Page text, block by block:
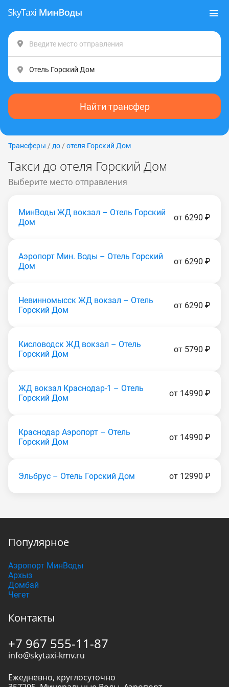
Найти трансфер
Трансферы / до / отеля Горский Дом
Такси до отеля Горский Дом
Выберите место отправления
МинВоды ЖД вокзал – Отель Горский
Дом
от 6290 ₽
Аэропорт Мин. Воды – Отель Горский
Дом
от 6290 ₽
Невинномысск ЖД вокзал – Отель
Горский Дом
от 6290 ₽
Кисловодск ЖД вокзал – Отель
Горский Дом
от 5790 ₽
ЖД вокзал Краснодар-1 – Отель
Горский Дом
от 14990 ₽
Краснодар Аэропорт – Отель
Горский Дом
от 14990 ₽
Эльбрус – Отель Горский Дом от 12990 ₽
Популярное
Аэропорт МинВоды
Архыз
Домбай
Чегет
Контакты
+7 967 555-11-87
info@skytaxi-kmv.ru
Ежедневно, круглосуточно